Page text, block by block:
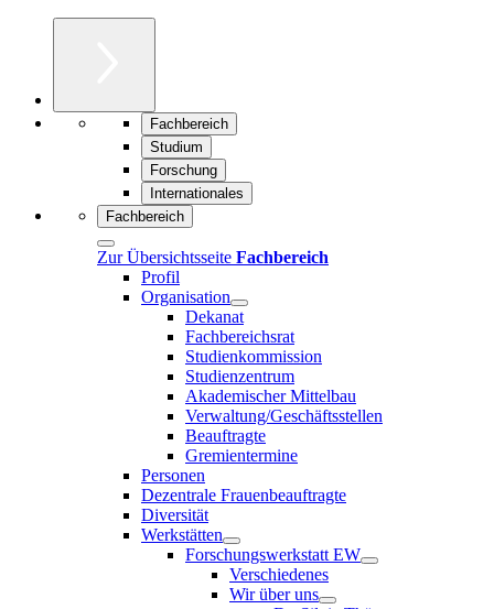
Fachbereich
Studium
Forschung
Internationales
Fachbereich
Zur Übersichtsseite Fachbereich
Profil
Organisation
Dekanat
Fachbereichsrat
Studienkommission
Studienzentrum
Akademischer Mittelbau
Verwaltung/Geschäftsstellen
Beauftragte
Gremientermine
Personen
Dezentrale Frauenbeauftragte
Diversität
Werkstätten
Forschungswerkstatt EW
Verschiedenes
Wir über uns